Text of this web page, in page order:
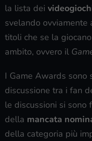
la lista dei
svelando ovviamente
titoli che se la
ambito, ovvero il
I Game Awards sono
discussione tra i fan
le discussioni si sono
della mancata
della categoria più